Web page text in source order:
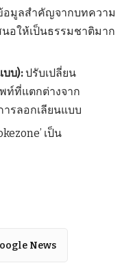
อมูลสำคัญจากบทความ
อให้เป็นธรรมชาติมาก
บ):ปรับเปลี่ยน
ท์ที่แตกต่างจาก
รลอกเลียนแบบ
เป็น
News